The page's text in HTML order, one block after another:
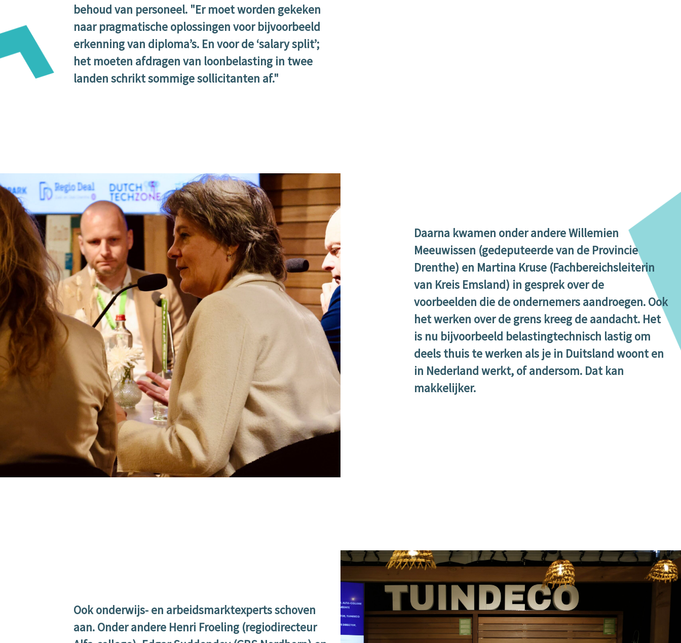
behoud van personeel. "Er moet worden gekeken
naar pragmatische oplossingen voor bijvoorbeeld
erkenning van diploma’s. En voor de ‘salary split’;
het moeten afdragen van loonbelasting in twee
landen schrikt sommige sollicitanten af."
Daarna kwamen onder andere Willemien
Meeuwissen (gedeputeerde van de Provincie
Drenthe) en Martina Kruse (Fachbereichsleiterin
van Kreis Emsland) in gesprek over de
voorbeelden die de ondernemers aandroegen. Ook
het werken over de grens kreeg de aandacht. Het
is nu bijvoorbeeld belastingtechnisch lastig om
deels thuis te werken als je in Duitsland woont en
in Nederland werkt, of andersom. Dat kan
makkelijker.
Ook onderwijs- en arbeidsmarktexperts schoven
aan. Onder andere Henri Froeling (regiodirecteur